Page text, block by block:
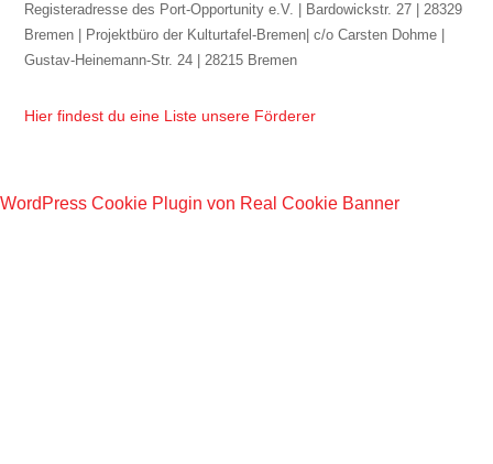
Registeradresse des Port-Opportunity e.V. | Bardowickstr. 27 | 28329
Bremen | Projektbüro der Kulturtafel-Bremen| c/o Carsten Dohme |
Gustav-Heinemann-Str. 24 | 28215 Bremen
Hier findest du eine Liste unsere Förderer
WordPress Cookie Plugin von Real Cookie Banner